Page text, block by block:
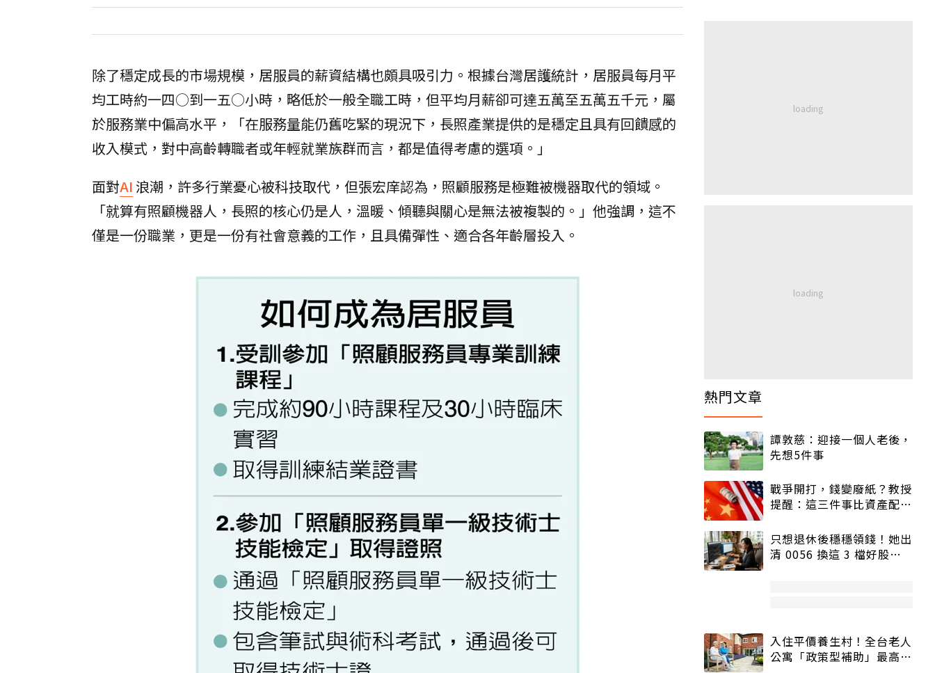
除了穩定成長的市場規模，居服員的薪資結構也頗具吸引力。根據台灣居護統計，居服員每月平
均工時約一四○到一五○小時，略低於一般全職工時，但平均月薪卻可達五萬至五萬五千元，屬
於服務業中偏高水平，「在服務量能仍舊吃緊的現況下，長照產業提供的是穩定且具有回饋感的
收入模式，對中高齡轉職者或年輕就業族群而言，都是值得考慮的選項。」
面對AI 浪潮，許多行業憂心被科技取代，但張宏庠認為，照顧服務是極難被機器取代的領域。
「就算有照顧機器人，長照的核心仍是人，溫暖、傾聽與關心是無法被複製的。」他強調，這不
僅是一份職業，更是一份有社會意義的工作，且具備彈性、適合各年齡層投入。
熱門文章
譚敦慈：迎接一個人老後，
先想5件事
戰爭開打，錢變廢紙？教授
提醒：這三件事比資產配置
只想退休後穩穩領錢！她出
清 0056 換這 3 檔好股：
入住平價養生村！全台老人
公寓「政策型補助」最高打